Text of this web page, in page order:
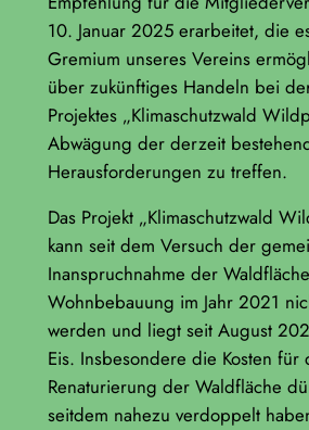
10. Januar 2025 erarbeitet, die
Gremium unseres Vereins
über zukünftiges Handeln bei
Projektes „Klimaschutzwald
Abwägung der derzeit
Herausforderungen zu treffen.
Das Projekt „Klimaschutzwald
kann seit dem Versuch der
Inanspruchnahme der
Wohnbebauung im Jahr 2021
werden und liegt seit August
Eis. Insbesondere die Kosten für
Renaturierung der Waldfläche
seitdem nahezu verdoppelt